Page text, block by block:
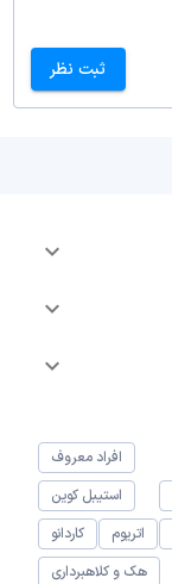
ثبت نظر
افراد معروف
استیبل کوین
اتریوم
کاردانو
هک و کلاهبرداری